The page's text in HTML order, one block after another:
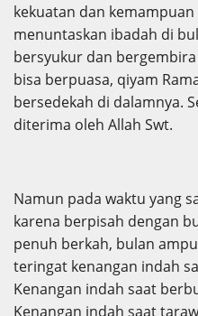
kekuatan dan
menuntaskan ibadah di
bersyukur dan
bisa berpuasa, qiyam
bersedekah di dalamnya.
diterima oleh Allah Swt.
Namun pada waktu yang
karena berpisah dengan
penuh berkah, bulan
teringat kenangan indah
Kenangan indah saat
Kenangan indah saat